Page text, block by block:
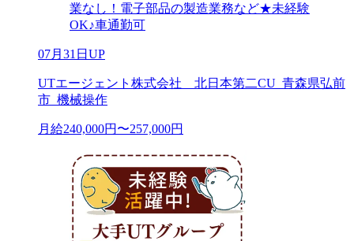
業なし！電子部品の製造業務など★未経験
OK♪車通勤可
07月31日UP
UTエージェント株式会社 北日本第二CU_青森県弘前
市_機械操作
月給240,000円〜257,000円